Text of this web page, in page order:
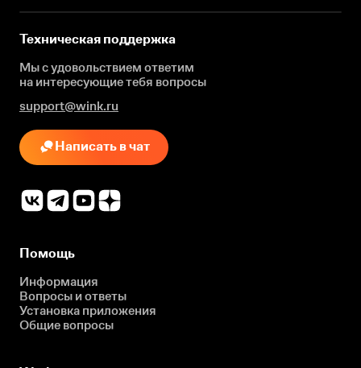
Техническая поддержка
Мы с удовольствием ответим
на интересующиетебя вопросы
support@wink.ru
Написать в чат
Помощь
Информация
Вопросы и ответы
Установка приложения
Общие вопросы